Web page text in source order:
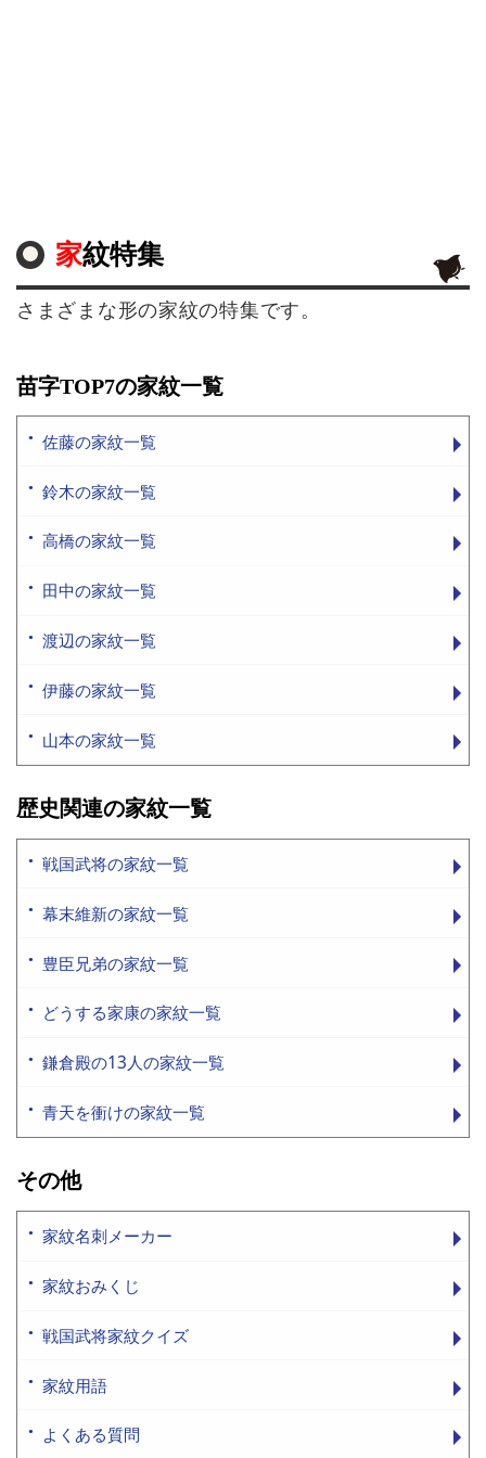
家紋特集
さまざまな形の家紋の特集です。
苗字TOP7の家紋一覧
佐藤の家紋一覧
鈴木の家紋一覧
高橋の家紋一覧
田中の家紋一覧
渡辺の家紋一覧
伊藤の家紋一覧
山本の家紋一覧
歴史関連の家紋一覧
戦国武将の家紋一覧
幕末維新の家紋一覧
豊臣兄弟の家紋一覧
どうする家康の家紋一覧
鎌倉殿の13人の家紋一覧
青天を衝けの家紋一覧
その他
家紋名刺メーカー
家紋おみくじ
戦国武将家紋クイズ
家紋用語
よくある質問